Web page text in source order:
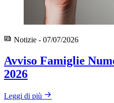
Notizie - 07/07/2026
Avviso Famiglie
2026
Leggi di più